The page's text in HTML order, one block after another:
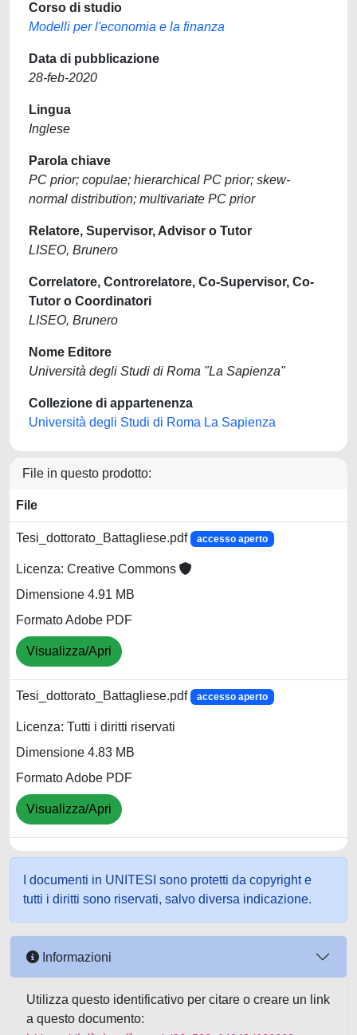
Corso di studio
Modelli per l'economia e la finanza
Data di pubblicazione
28-feb-2020
Lingua
Inglese
Parola chiave
PC prior; copulae; hierarchical PC prior; skew-
normal distribution; multivariate PC prior
Relatore, Supervisor, Advisor o Tutor
LISEO, Brunero
Correlatore, Controrelatore, Co-Supervisor, Co-
Tutor o Coordinatori
LISEO, Brunero
Nome Editore
Università degli Studi di Roma "La Sapienza"
Collezione di appartenenza
Università degli Studi di Roma La Sapienza
File in questo prodotto:
File
Tesi_dottorato_Battagliese.pdf accesso aperto
Licenza: Creative Commons
Dimensione 4.91 MB
Formato Adobe PDF
Visualizza/Apri
Tesi_dottorato_Battagliese.pdf accesso aperto
Licenza: Tutti i diritti riservati
Dimensione 4.83 MB
Formato Adobe PDF
Visualizza/Apri
I documenti in UNITESI sono protetti da copyright e
tutti i diritti sono riservati, salvo diversa indicazione.
Informazioni
Utilizza questo identificativo per citare o creare un link
a questo documento: